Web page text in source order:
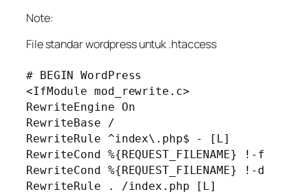
Note:
File standar wordpress untuk .htaccess
# BEGIN WordPress
<IfModule mod_rewrite.c>
RewriteEngine On
RewriteBase /
RewriteRule ^index\.php$ - [L]
RewriteCond %{REQUEST_FILENAME} !-f
RewriteCond %{REQUEST_FILENAME} !-d
RewriteRule . /index.php [L]